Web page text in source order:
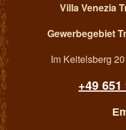
Villa Venezia
Gewerbegebiet
Im Keitelsberg
+49 651